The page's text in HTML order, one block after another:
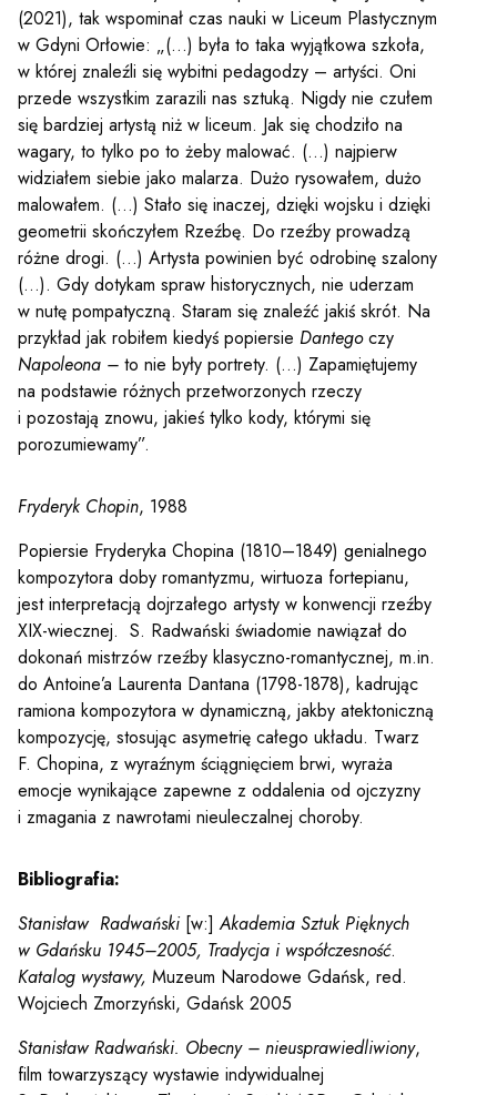
(2021), tak wspominał czas nauki w Liceum Plastycznym
w Gdyni Orłowie: „(…) była to taka wyjątkowa szkoła,
w której znaleźli się wybitni pedagodzy – artyści. Oni
przede wszystkim zarazili nas sztuką. Nigdy nie czułem
się bardziej artystą niż w liceum. Jak się chodziło na
wagary, to tylko po to żeby malować. (…) najpierw
widziałem siebie jako malarza. Dużo rysowałem, dużo
malowałem. (…) Stało się inaczej, dzięki wojsku i dzięki
geometrii skończyłem Rzeźbę. Do rzeźby prowadzą
różne drogi. (…) Artysta powinien być odrobinę szalony
(…). Gdy dotykam spraw historycznych, nie uderzam
w nutę pompatyczną. Staram się znaleźć jakiś skrót. Na
przykład jak robiłem kiedyś popiersie Dantegoczy
Napoleona – to nie były portrety. (…) Zapamiętujemy
na podstawie różnych przetworzonych rzeczy
i pozostają znowu, jakieś tylko kody, którymi się
porozumiewamy”.
Fryderyk Chopin, 1988
Popiersie Fryderyka Chopina (1810–1849) genialnego
kompozytora doby romantyzmu, wirtuoza fortepianu,
jest interpretacją dojrzałego artysty w konwencji rzeźby
XIX-wiecznej. S. Radwański świadomie nawiązał do
dokonań mistrzów rzeźby klasyczno-romantycznej, m.in.
do Antoine’a Laurenta Dantana (1798-1878), kadrując
ramiona kompozytora w dynamiczną, jakby atektoniczną
kompozycję, stosując asymetrię całego układu. Twarz
F. Chopina, z wyraźnym ściągnięciem brwi, wyraża
emocje wynikające zapewne z oddalenia od ojczyzny
i zmagania z nawrotami nieuleczalnej choroby.
Bibliografia:
Stanisław Radwański [w:]Akademia Sztuk Pięknych
w Gdańsku 1945–2005, Tradycja i współczesność.
Katalog wystawy, Muzeum Narodowe Gdańsk, red.
Wojciech Zmorzyński, Gdańsk 2005
Stanisław Radwański. Obecny – nieusprawiedliwiony,
film towarzyszący wystawie indywidualnej